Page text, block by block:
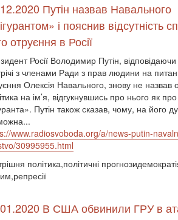
Путін назвав Навального
і пояснив відсутність
отруєння в Росії
Росії Володимир Путін,
з членами Ради з прав людини на
Олексія Навального, знову не назвав
на ім’я, відгукнувшись про нього як
Путін також сказав, чому, на його
www.radiosvoboda.org/a/news-putin-
30995955.html
політика,політичні
В США обвинили ГРУ в